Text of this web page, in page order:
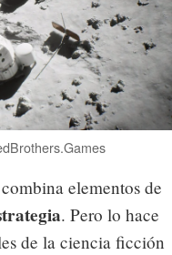
elementos de
. Pero lo hace
de la ciencia ficción